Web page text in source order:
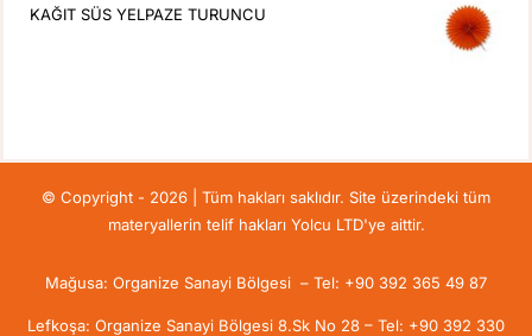
KAĞIT SÜS YELPAZE TURUNCU
© Copyright - 2026 | Tüm hakları saklıdır. Site üzerindeki tüm
materyallerin telif hakları Yolcu LTD'ye aittir.
Mağusa: Organize Sanayi Bölgesi – Tel: +90 392 365 49 87
Lefkoşa: Organize Sanayi Bölgesi 8.Sk No 28 – Tel: +90 392 330